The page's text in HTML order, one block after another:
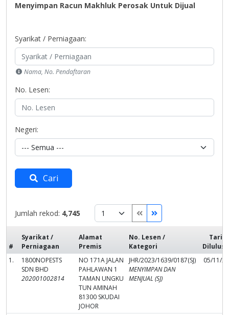
Menyimpan Racun Makhluk Perosak Untuk Dijual
Syarikat / Perniagaan:
Nama, No. Pendaftaran
No. Lesen:
Negeri:
Cari
Jumlah rekod: 4,745
#
Syarikat /
Perniagaan
Alamat
Premis
No. Lesen /
Kategori
1.
1800NOPESTS
SDN BHD
202001002814
NO 171A JALAN
PAHLAWAN 1
TAMAN UNGKU
TUN AMINAH
81300 SKUDAI
JOHOR
JHR/2023/1639/0187(SJ)
MENYIMPAN DAN
MENJUAL (SJ)
05/11/